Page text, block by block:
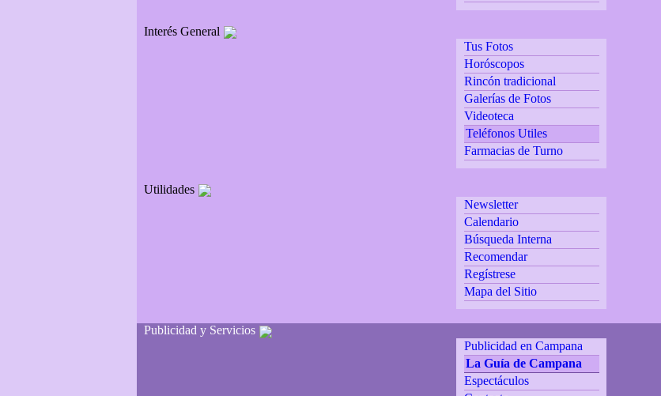
Interés General
Tus Fotos
Horóscopos
Rincón tradicional
Galerías de Fotos
Videoteca
Teléfonos Utiles
Farmacias de Turno
Utilidades
Newsletter
Calendario
Búsqueda Interna
Recomendar
Regístrese
Mapa del Sitio
Publicidad y Servicios
Publicidad en Campana
La Guía de Campana
Espectáculos